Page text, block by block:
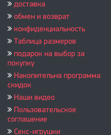
доставка
обмен и возврат
конфиденциальность
Таблица размеров
подарок на выбор за
покупку
Накопительна программа
скидок
Наши видео
Пользовательское
соглашение
Секс-игрушки